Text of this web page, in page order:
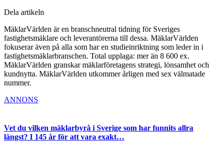
Dela artikeln
MäklarVärlden är en branschneutral tidning för Sveriges
fastighetsmäklare och leverantörerna till dessa. MäklarVärlden
fokuserar även på alla som har en studieinriktning som leder in i
fastighetsmäklarbranschen. Total upplaga: mer än 8 600 ex.
MäklarVärlden granskar mäklarföretagens strategi, lönsamhet och
kundnytta. MäklarVärlden utkommer årligen med sex välmatade
nummer.
ANNONS
Vet du vilken mäklarbyrå i Sverige som har funnits allra
längst? I 145 år för att vara exakt…